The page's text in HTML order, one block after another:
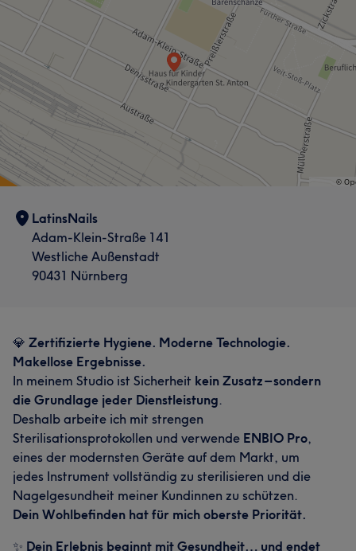
LatinsNails
Adam-Klein-Straße 141
Westliche Außenstadt
90431 Nürnberg
💎 Zertifizierte Hygiene. Moderne Technologie.
Makellose Ergebnisse.
In meinem Studio ist Sicherheit kein Zusatz – sondern
die Grundlage jeder Dienstleistung.
Deshalb arbeite ich mit strengen
Sterilisationsprotokollen und verwende ENBIO Pro,
eines der modernsten Geräte auf dem Markt, um
jedes Instrument vollständig zu sterilisieren und die
Nagelgesundheit meiner Kundinnen zu schützen.
Dein Wohlbefinden hat für mich oberste Priorität.
✨ Dein Erlebnis beginnt mit Gesundheit… und endet